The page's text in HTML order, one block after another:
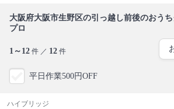
大阪府大阪市生野区の引っ越し前後のおうち
プロ
1～12 件 ／ 12 件
平日作業500円OFF
ハイブリッジ